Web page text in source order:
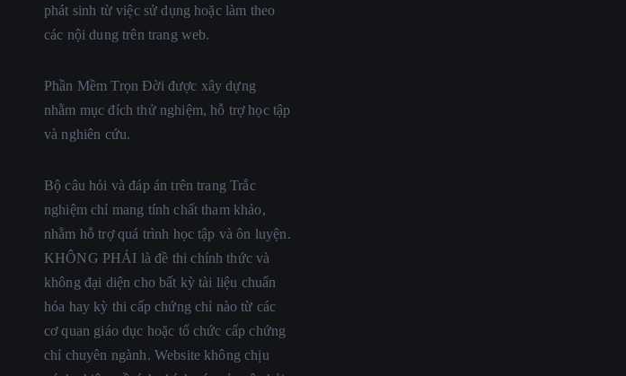
phát sinh từ việc sử dụng hoặc làm theo
các nội dung trên trang web.
Phần Mềm Trọn Đời được xây dựng
nhằm mục đích thử nghiệm, hỗ trợ học tập
và nghiên cứu.
Bộ câu hỏi và đáp án trên trang Trắc
nghiệm chỉ mang tính chất tham khảo,
nhằm hỗ trợ quá trình học tập và ôn luyện.
KHÔNG PHẢI là đề thi chính thức và
không đại diện cho bất kỳ tài liệu chuẩn
hóa hay kỳ thi cấp chứng chỉ nào từ các
cơ quan giáo dục hoặc tổ chức cấp chứng
chỉ chuyên ngành. Website không chịu